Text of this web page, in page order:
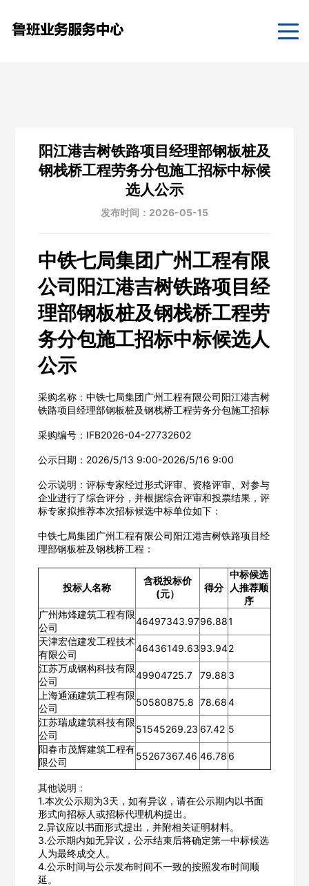
阳江港吉树铁路项目经理部钢板桩及
钢栈桥工程劳务分包施工招标中标候
选人公示
发布时间：2026-05-15
中铁七局集团广州工程有限
公司阳江港吉树铁路项目经
理部钢板桩及钢栈桥工程劳
务分包施工招标中标候选人
公示
采购名称：中铁七局集团广州工程有限公司阳江港吉树
铁路项目经理部钢板桩及钢栈桥工程劳务分包施工招标
采购编号：IFB2026-04-27732602
公示日期：2026/5/13 9:00-2026/5/16 9:00
公示说明：评标专家经过形式评审、资格评审、对参与
企业进行了综合评分，并根据综合评审和投票结果，评
标专家拟推荐本次招标候选中标单位如下：
中铁七局集团广州工程有限公司阳江港吉树铁路项目经
理部钢板桩及钢栈桥工程：
投标人名称
含税投标价
(元）
得分
中标候选
人推荐顺
序
广州炜烽建筑工程有限
公司
46497343.9796.881
天津宏信建发工程技术
有限公司
46436149.6393.942
江苏万成钢构科技有限
公司
49904725.7 79.88 3
上海通涵建筑工程有限
公司
50580875.8 78.684
江苏瑞成建筑科技有限
公司
51545269.23 67.42 5
阳春市茂辉建筑工程有
限公司
55267367.46 46.78 6
其他说明：
1.本次公示期为3天，如有异议，请在公示期内以书面
形式向招标人或招标代理机构提出。
2.异议应以书面形式提出，并附相关证明材料。
3.公示期内如无异议，公示结束后将确定第一中标候选
人为最终成交人。
4.公示时间与公示发布时间不一致的按照发布时间顺
延。
欢迎入驻供应商 ဆ
公司名称